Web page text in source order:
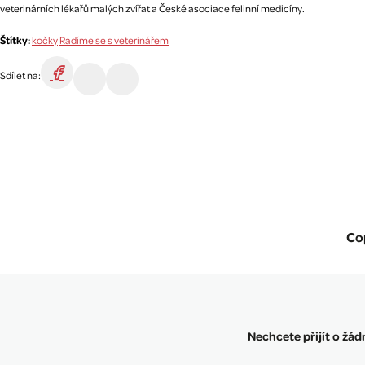
veterinárních lékařů malých zvířat a České asociace felinní medicíny.
Štítky:kočkyRadíme se s veterinářem
Sdílet na:
Nechcete přijít o